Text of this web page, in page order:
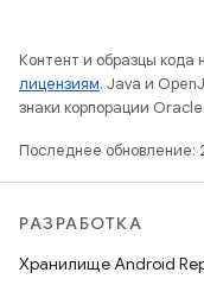
Контент и образцы кода
лицензиям. Java и
знаки корпорации
Последнее обновление:
РАЗРАБОТКА
Хранилище Android